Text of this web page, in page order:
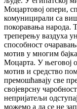
Моцартовој опери,
комуницирали са
покоравања народа.
треперењу ваздуха
способност
мотив у многим
Моцарта. У његовој
мотив и средство
премошћавају све
својеврсну
непријатељи
можемо а да се не